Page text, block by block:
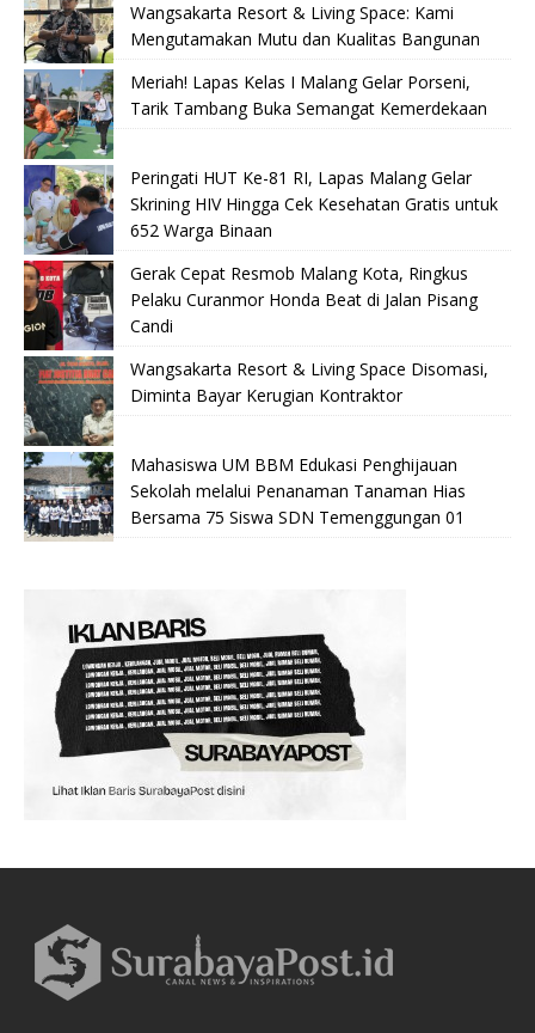
Wangsakarta Resort & Living Space: Kami
Mengutamakan Mutu dan Kualitas Bangunan
Meriah! Lapas Kelas I Malang Gelar Porseni,
Tarik Tambang Buka Semangat Kemerdekaan
Peringati HUT Ke-81 RI, Lapas Malang Gelar
Skrining HIV Hingga Cek Kesehatan Gratis untuk
652 Warga Binaan
Gerak Cepat Resmob Malang Kota, Ringkus
Pelaku Curanmor Honda Beat di Jalan Pisang
Candi
Wangsakarta Resort & Living Space Disomasi,
Diminta Bayar Kerugian Kontraktor
Mahasiswa UM BBM Edukasi Penghijauan
Sekolah melalui Penanaman Tanaman Hias
Bersama 75 Siswa SDN Temenggungan 01